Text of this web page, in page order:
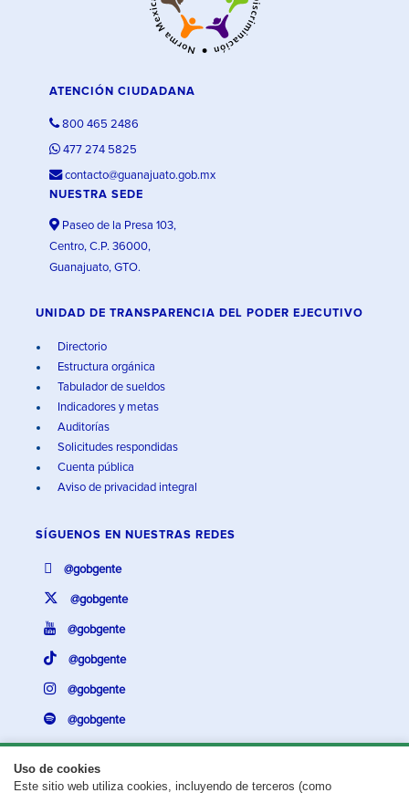
Uso de cookies
Este sitio web utiliza cookies, incluyendo de terceros (como
ATENCIÓN CIUDADANA
800 465 2486
477 274 5825
contacto@guanajuato.gob.mx
NUESTRA SEDE
Paseo de la Presa 103,
Centro, C.P. 36000,
Guanajuato, GTO.
UNIDAD DE TRANSPARENCIA DEL PODER EJECUTIVO
Directorio
Estructura orgánica
Tabulador de sueldos
Indicadores y metas
Auditorías
Solicitudes respondidas
Cuenta pública
Aviso de privacidad integral
SÍGUENOS EN NUESTRAS REDES
@gobgente
@gobgente
@gobgente
@gobgente
@gobgente
@gobgente
¿Existe algún problema con esta página?Repórtalo aquí.